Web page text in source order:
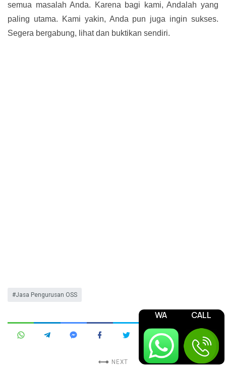
semua masalah Anda. Karena bagi kami, Andalah yang
paling utama. Kami yakin, Anda pun juga ingin sukses.
Segera bergabung, lihat dan buktikan sendiri.
Jasa Pengurusan OSS
NEXT
WA CALL